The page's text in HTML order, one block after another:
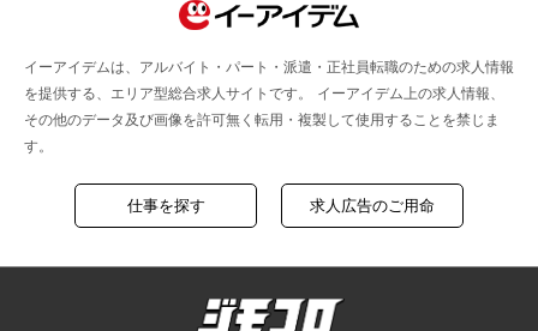
イーアイデムは、アルバイト・パート・派遣・正社員転職のための求人情報
を提供する、エリア型総合求人サイトです。 イーアイデム上の求人情報、
その他のデータ及び画像を許可無く転用・複製して使用することを禁じま
す。
仕事を探す 求人広告のご用命